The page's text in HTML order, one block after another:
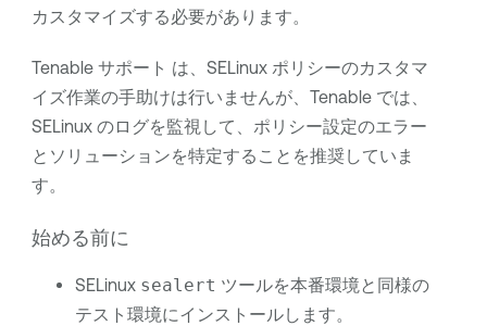
カスタマイズする必要があります。
Tenable サポート は、SELinux ポリシーのカスタマ
イズ作業の手助けは行いませんが、Tenable では、
SELinux のログを監視して、ポリシー設定のエラー
とソリューションを特定することを推奨していま
す。
始める前に
SELinux sealert ツールを本番環境と同様の
テスト環境にインストールします。